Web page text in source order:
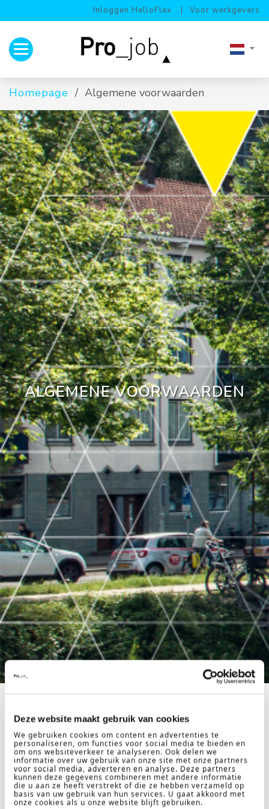
Deze website maakt gebruik van cookies
We gebruiken cookies om content en advertenties te
personaliseren, om functies voor social media te bieden en
om ons websiteverkeer te analyseren. Ook delen we
informatie over uw gebruik van onze site met onze partners
voor social media, adverteren en analyse. Deze partners
kunnen deze gegevens combineren met andere informatie
die u aan ze heeft verstrekt of die ze hebben verzameld op
basis van uw gebruik van hun services. U gaat akkoord met
onze cookies als u onze website blijft gebruiken.
Inloggen HelloFlex Voor werkgevers
Toggle navigation
Homepage Algemene voorwaarden
ALGEMENE VOORWAARDEN
Algemene Voorwaarden
Hieronder vindt u de meest recente
algemene voorwaarden van onze diensten.
Download Algemene Voorwaarden